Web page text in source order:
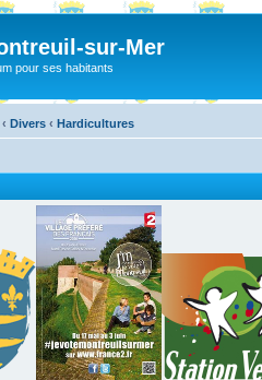
sur-Mer
pour ses habitants
‹ Divers ‹ Hardicultures